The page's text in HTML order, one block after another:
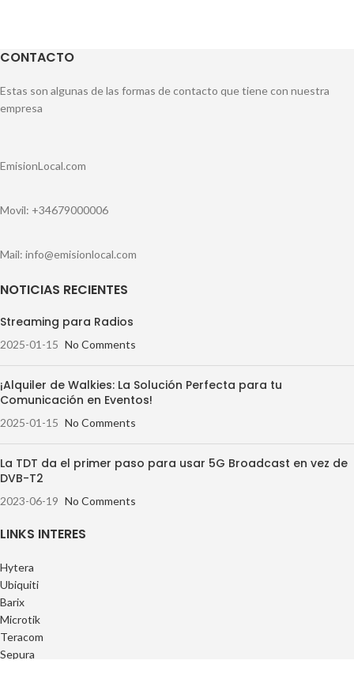
CONTACTO
Estas son algunas de las formas de contacto que tiene con nuestra
empresa
EmisionLocal.com
Movil: +34679000006
Mail: info@emisionlocal.com
NOTICIAS RECIENTES
Streaming para Radios
2025-01-15 No Comments
¡Alquiler de Walkies: La Solución Perfecta para tu
Comunicación en Eventos!
2025-01-15 No Comments
La TDT da el primer paso para usar 5G Broadcast en vez de
DVB-T2
2023-06-19 No Comments
LINKS INTERES
Hytera
Ubiquiti
Barix
Microtik
Teracom
Sepura